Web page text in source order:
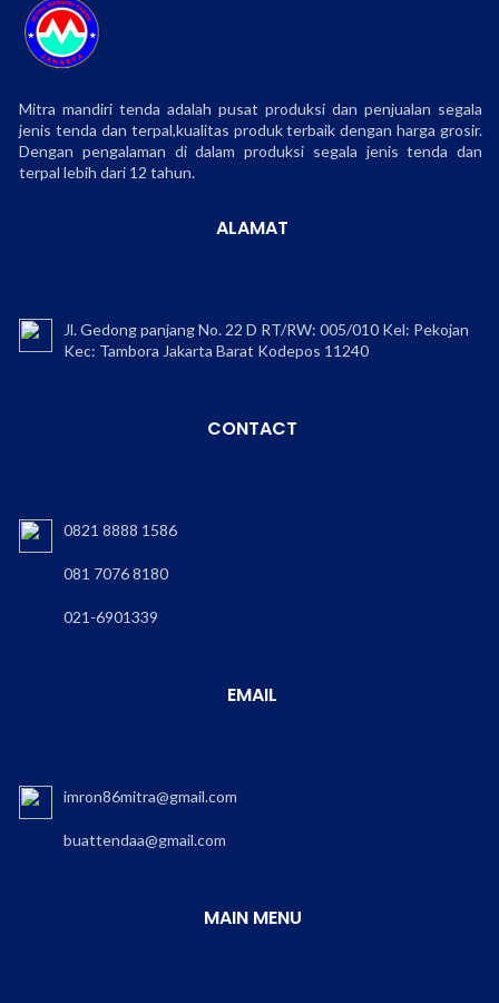
Mitra mandiri tenda adalah pusat produksi dan penjualan segala
jenis tenda dan terpal,kualitas produk terbaik dengan harga grosir.
Dengan pengalaman di dalam produksi segala jenis tenda dan
terpal lebih dari 12 tahun.
ALAMAT
Jl. Gedong panjang No. 22 D RT/RW: 005/010 Kel: Pekojan
Kec: Tambora Jakarta Barat Kodepos 11240
CONTACT
0821 8888 1586
081 7076 8180
021-6901339
EMAIL
imron86mitra@gmail.com
buattendaa@gmail.com
MAIN MENU